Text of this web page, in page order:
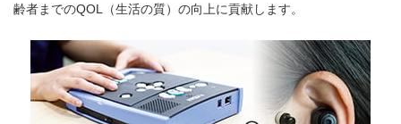
齢者までのQOL（生活の質）の向上に貢献します。